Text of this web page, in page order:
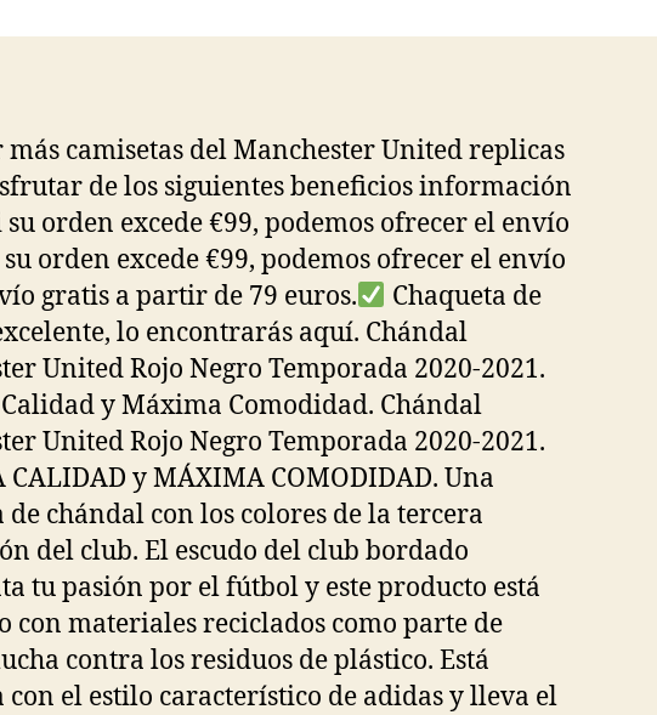
camisetas del Manchester United replicas
de los siguientes beneficios información
orden excede €99, podemos ofrecer el envío
su orden excede €99, podemos ofrecer el envío
gratis a partir de 79 euros.
Chaqueta de
lo encontrarás aquí. Chándal
United Rojo Negro Temporada 2020-2021.
y Máxima Comodidad. Chándal
United Rojo Negro Temporada 2020-2021.
y MÁXIMA COMODIDAD. Una
de chándal con los colores de la tercera
del club. El escudo del club bordado
tu pasión por el fútbol y este producto está
con materiales reciclados como parte de
contra los residuos de plástico. Está
con el estilo característico de adidas y lleva el